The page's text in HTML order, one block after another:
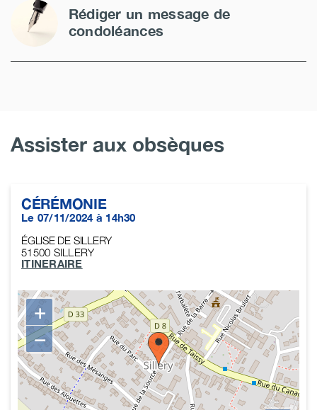
Rédiger un message de
condoléances
Assister aux obsèques
CÉRÉMONIE
Le 07/11/2024 à 14h30
ÉGLISE DE SILLERY
51500 SILLERY
ITINERAIRE
+
−